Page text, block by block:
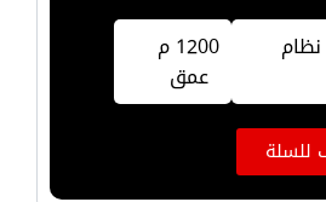
1200 م
عمق
للسلة